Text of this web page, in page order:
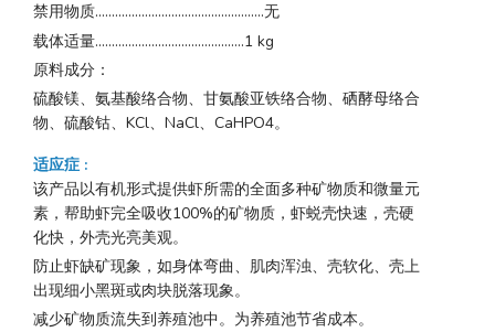
禁用物质...................................................无
载体适量.............................................1 kg
原料成分：
硫酸镁、氨基酸络合物、甘氨酸亚铁络合物、硒酵母络合
物、硫酸钴、KCl、NaCl、CaHPO4。
适应症 :
该产品以有机形式提供虾所需的全面多种矿物质和微量元
素，帮助虾完全吸收100%的矿物质，虾蜕壳快速，壳硬
化快，外壳光亮美观。
防止虾缺矿现象，如身体弯曲、肌肉浑浊、壳软化、壳上
出现细小黑斑或肉块脱落现象。
减少矿物质流失到养殖池中。为养殖池节省成本。